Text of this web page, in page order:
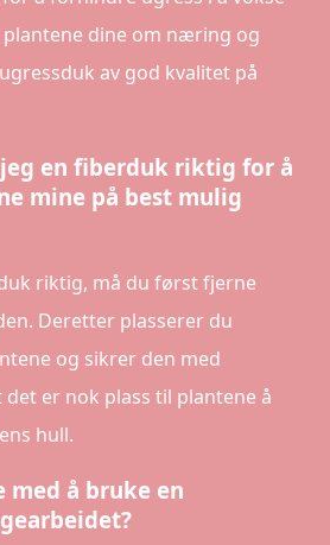
dine om næring og
av god kvalitet på
en fiberduk riktig for å
mine på best mulig
riktig, må du først fjerne
Deretter plasserer du
og sikrer den med
det er nok plass til plantene å
hull.
med å bruke en